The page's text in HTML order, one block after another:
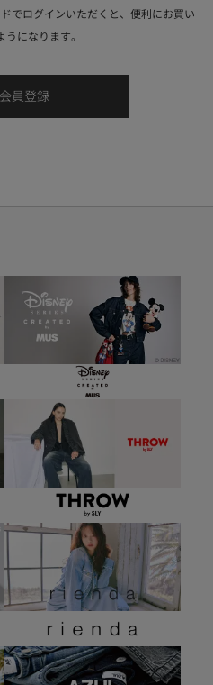
でログインいただくと、便利にお買い
になります。